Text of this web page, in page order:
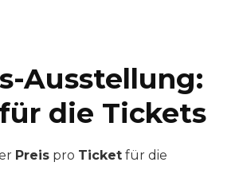
Ausstellung:
die Tickets
Preis pro Ticket für die